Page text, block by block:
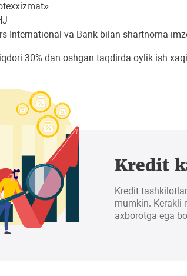
International va Bank bilan shartnoma
30% dan oshgan taqdirda oylik ish
Kredit
Kredit
mumkin. Kerakli
axborotga ega